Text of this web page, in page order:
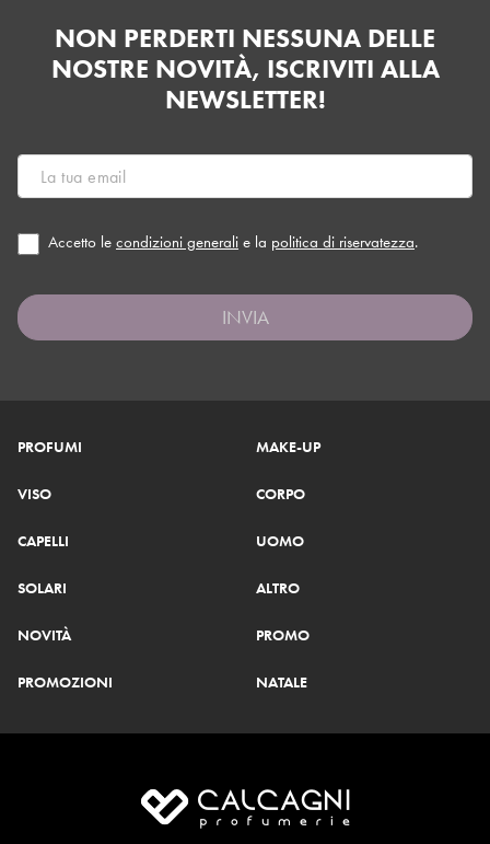
NON PERDERTI NESSUNA DELLE
NOSTRE NOVITÀ, ISCRIVITI ALLA
NEWSLETTER!
Accetto le condizioni generali e la politica di riservatezza.
INVIA
PROFUMI MAKE-UP
VISO CORPO
CAPELLI UOMO
SOLARI ALTRO
NOVITÀ PROMO
PROMOZIONI NATALE